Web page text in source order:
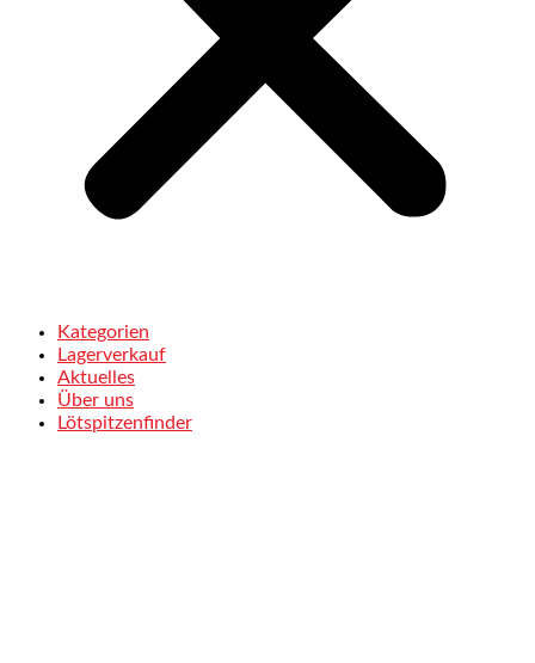
Kategorien
Lagerverkauf
Aktuelles
Über uns
Lötspitzenfinder